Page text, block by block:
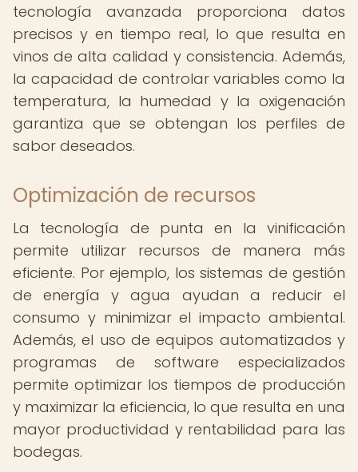
tecnología avanzada proporciona datos
precisos y en tiempo real, lo que resulta en
vinos de alta calidad y consistencia. Además,
la capacidad de controlar variables como la
temperatura, la humedad y la oxigenación
garantiza que se obtengan los perfiles de
sabor deseados.
Optimización de recursos
La tecnología de punta en la vinificación
permite utilizar recursos de manera más
eficiente. Por ejemplo, los sistemas de gestión
de energía y agua ayudan a reducir el
consumo y minimizar el impacto ambiental.
Además, el uso de equipos automatizados y
programas de software especializados
permite optimizar los tiempos de producción
y maximizar la eficiencia, lo que resulta en una
mayor productividad y rentabilidad para las
bodegas.